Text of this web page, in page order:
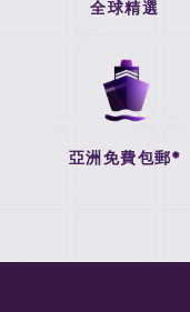
全球精選
亞洲免費包郵*